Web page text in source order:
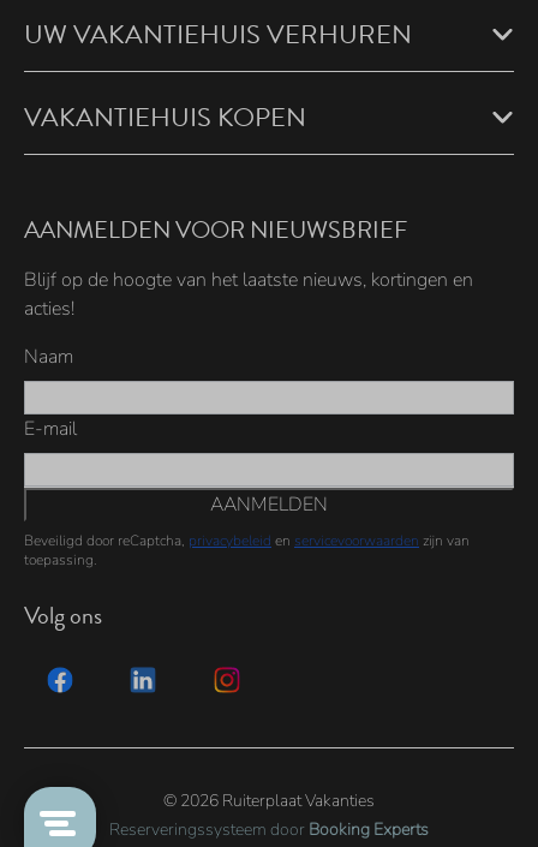
UW VAKANTIEHUIS VERHUREN
VAKANTIEHUIS KOPEN
AANMELDEN VOOR NIEUWSBRIEF
Blijf op de hoogte van het laatste nieuws, kortingen en
acties!
Naam
E-mail
AANMELDEN
Beveiligd door reCaptcha, privacybeleid en servicevoorwaarden zijn van
toepassing.
Volg ons
© 2026 Ruiterplaat Vakanties
Reserveringssysteem door Booking Experts